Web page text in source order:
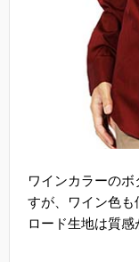
ワインカラーの
すが、ワイン色
ロード生地は質感